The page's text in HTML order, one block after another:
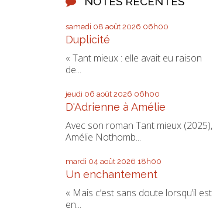
samedi 08 août 2026 06h00
Duplicité
« Tant mieux : elle avait eu raison
de...
jeudi 06 août 2026 06h00
D'Adrienne à Amélie
Avec son roman Tant mieux (2025),
Amélie Nothomb...
mardi 04 août 2026 18h00
Un enchantement
« Mais c’est sans doute lorsqu’il est
en...